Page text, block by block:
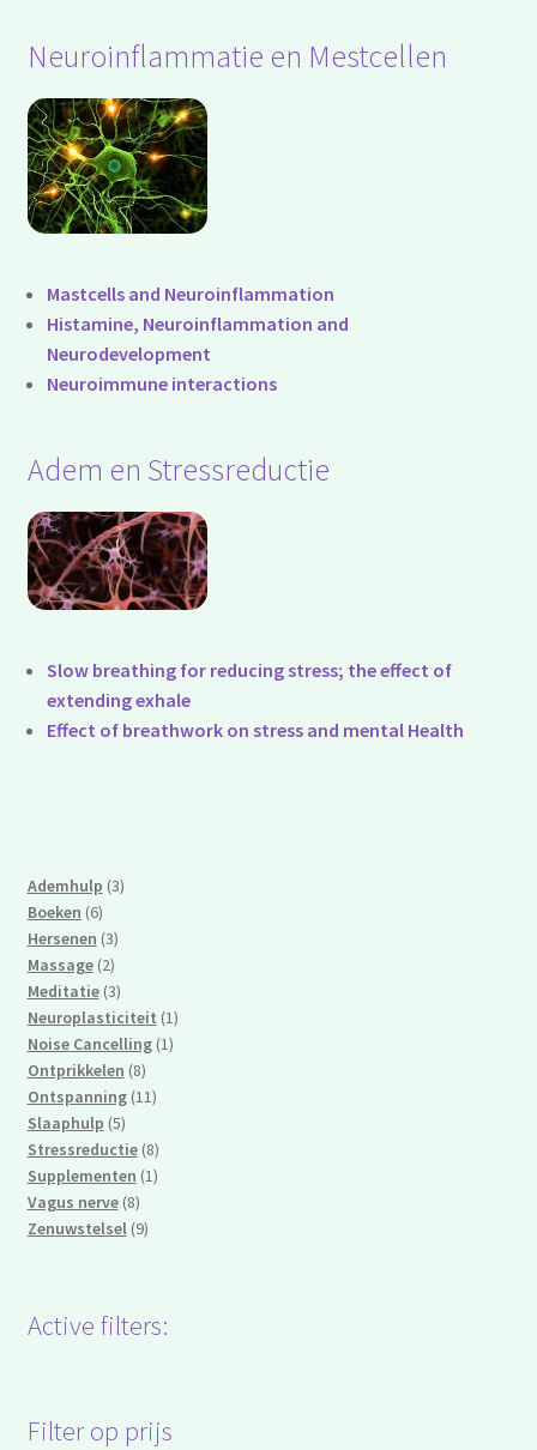
Neuroinflammatie en Mestcellen
Mastcells and Neuroinflammation
Histamine, Neuroinflammation and
Neurodevelopment
Neuroimmune interactions
Adem en Stressreductie
Slow breathing for reducing stress; the effect of
extending exhale
Effect of breathwork on stress and mental Health
Ademhulp 33
Boeken 66
producten
Hersenen 33
producten
Massage 22
producten
Meditatie 33
producten
Neuroplasticiteit 11
product
Noise Cancelling 11
Ontprikkelen 88
producten
Ontspanning 1111
Slaaphulp 55
producten
Stressreductie 88
producten
Supplementen 11
Vagus nerve 88
producten
Zenuwstelsel 99
Active filters:
Filter op prijs